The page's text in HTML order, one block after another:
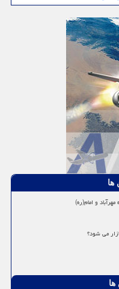
ها
و امام(ره)
می شود؟